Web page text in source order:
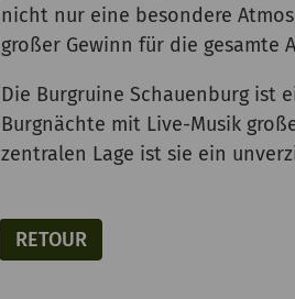
nicht nur eine besondere
großer Gewinn für die gesamte
Die Burgruine Schauenburg ist
Burgnächte mit Live-Musik
zentralen Lage ist sie ein
RETOUR